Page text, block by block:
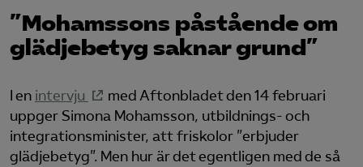
Bli medlem
Logga in på Arbetsgivarguiden
Sök på almegautbildning.se
”Mohamssons påstående om
glädjebetyg saknar grund”
I en intervju
med Aftonbladet den 14 februari
uppger Simona Mohamsson, utbildnings- och
integrationsminister, att friskolor ”erbjuder
glädjebetyg”. Men hur är det egentligen med de så